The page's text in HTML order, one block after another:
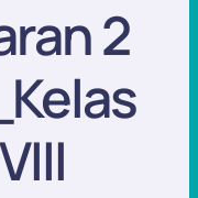
2